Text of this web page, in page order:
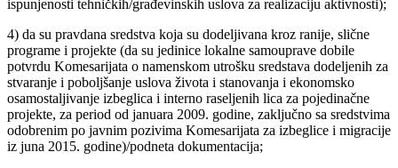
ispunjenosti tehničkih/građevinskih uslova za realizaciju aktivnosti);
4) da su pravdana sredstva koja su dodeljivana kroz ranije, slične
programe i projekte (da su jedinice lokalne samouprave dobile
potvrdu Komesarijata o namenskom utrošku sredstava dodeljenih za
stvaranje i poboljšanje uslova života i stanovanja i ekonomsko
osamostaljivanje izbeglica i interno raseljenih lica za pojedinačne
projekte, za period od januara 2009. godine, zaključno sa sredstvima
odobrenim po javnim pozivima Komesarijata za izbeglice i migracije
iz juna 2015. godine)/podneta dokumentacija;